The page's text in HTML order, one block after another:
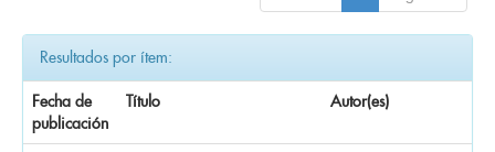
Resultados por ítem:
Fecha de
publicación
Título Autor(es)